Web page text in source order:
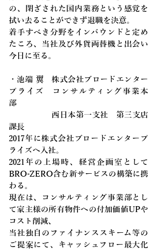
の、閉ざされた国内業務という感覚を
拭い去ることができず退職を決意。
着手すべき分野をインバウンドと定め
たころ、当社及び外貨両替機と出会い
今日に至る。
・ 池端 翼　株式会社ブロードエンター
プライズ　コンサルティング事業本
部
西日本第一支社　第三支店
課長
2017年に株式会社ブロードエンタープ
ライズへ入社。
2021年の上場時、経営企画室として
BRO-ZERO含む新サービスの構築に携
わる。
現在は、コンサルティング事業部とし
て家主様の所有物件への付加価値UPや
コスト削減、
当社独自のファイナンススキーム等の
ご提案にて、キャッシュフロー最大化